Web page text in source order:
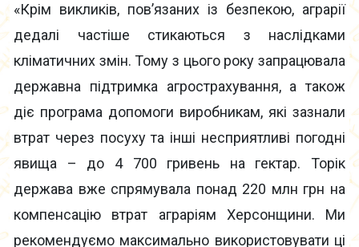
«Крім викликів, пов’язаних із безпекою, аграрії
дедалі частіше стикаються з наслідками
кліматичних змін. Тому з цього року запрацювала
державна підтримка агрострахування, а також
діє програма допомоги виробникам, які зазнали
втрат через посуху та інші несприятливі погодні
явища – до 4 700 гривень на гектар. Торік
держава вже спрямувала понад 220 млн грн на
компенсацію втрат аграріям Херсонщини. Ми
рекомендуємо максимально використовувати ці